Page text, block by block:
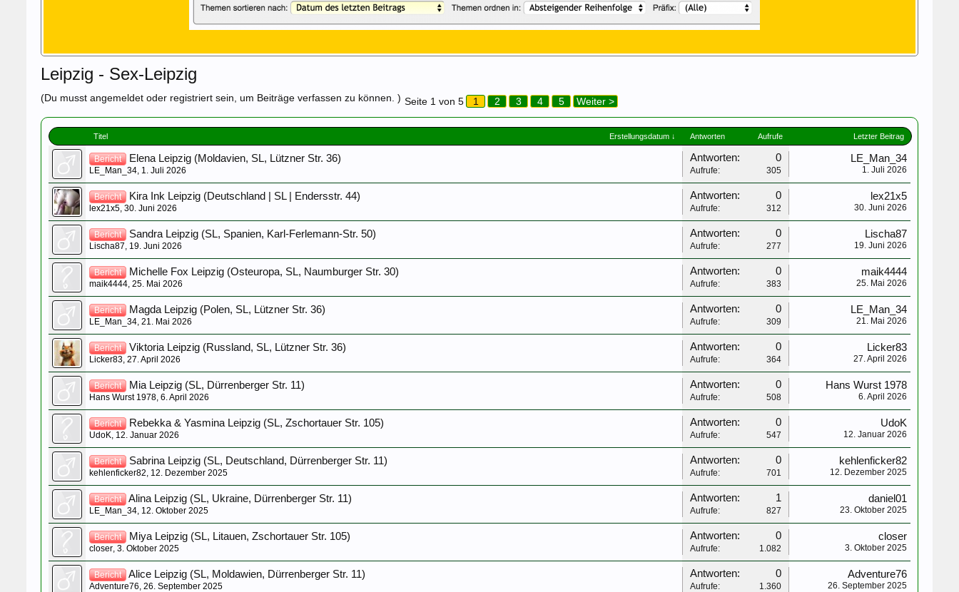
Leipzig - Sex-Leipzig
(Du musst angemeldet oder registriert sein, um Beiträge verfassen zu können. ) Seite 1 von 5 1 2 3 4 5 Weiter >
Titel Erstellungsdatum ↓ Antworten Aufrufe Letzter Beitrag
Bericht Elena Leipzig (Moldavien, SL, Lützner Str. 36)
LE_Man_34 1. Juli 2026
Antworten: 0
Aufrufe: 305
LE_Man_34
1. Juli 2026
Bericht Kira Ink Leipzig (Deutschland | SL | Endersstr. 44)
lex21x5 30. Juni 2026
Antworten: 0
Aufrufe: 312
lex21x5
30. Juni 2026
Bericht Sandra Leipzig (SL, Spanien, Karl-Ferlemann-Str. 50)
Lischa87 19. Juni 2026
Antworten: 0
Aufrufe: 277
Lischa87
19. Juni 2026
Bericht Michelle Fox Leipzig (Osteuropa, SL, Naumburger Str. 30)
maik4444 25. Mai 2026
Antworten: 0
Aufrufe: 383
maik4444
25. Mai 2026
Bericht Magda Leipzig (Polen, SL, Lützner Str. 36)
LE_Man_34 21. Mai 2026
Antworten: 0
Aufrufe: 309
LE_Man_34
21. Mai 2026
Bericht Viktoria Leipzig (Russland, SL, Lützner Str. 36)
Licker83 27. April 2026
Antworten: 0
Aufrufe: 364
Licker83
27. April 2026
Bericht Mia Leipzig (SL, Dürrenberger Str. 11)
Hans Wurst 1978 6. April 2026
Antworten: 0
Aufrufe: 508
Hans Wurst 1978
6. April 2026
Bericht Rebekka & Yasmina Leipzig (SL, Zschortauer Str. 105)
UdoK 12. Januar 2026
Antworten: 0
Aufrufe: 547
UdoK
12. Januar 2026
Bericht Sabrina Leipzig (SL, Deutschland, Dürrenberger Str. 11)
kehlenficker82 12. Dezember 2025
Antworten: 0
Aufrufe: 701
kehlenficker82
12. Dezember 2025
Bericht Alina Leipzig (SL, Ukraine, Dürrenberger Str. 11)
LE_Man_34 12. Oktober 2025
Antworten: 1
Aufrufe: 827
daniel01
23. Oktober 2025
Bericht Miya Leipzig (SL, Litauen, Zschortauer Str. 105)
closer 3. Oktober 2025
Antworten: 0
Aufrufe: 1.082
closer
3. Oktober 2025
Bericht Alice Leipzig (SL, Moldawien, Dürrenberger Str. 11)
Adventure76 26. September 2025
Antworten: 0
Aufrufe: 1.360
Adventure76
26. September 2025